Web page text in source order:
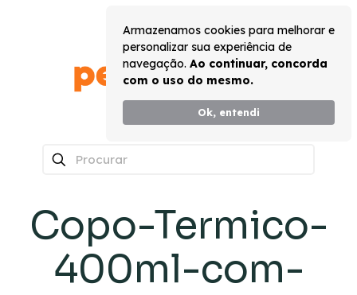
Armazenamos cookies para melhorar e
personalizar sua experiência de
navegação. Ao continuar, concorda
com o uso do mesmo.
Ok, entendi
Copo-Termico-
400ml-com-